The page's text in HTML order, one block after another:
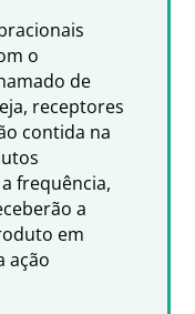
o
de
receptores
contida na
frequência,
a
em
ação